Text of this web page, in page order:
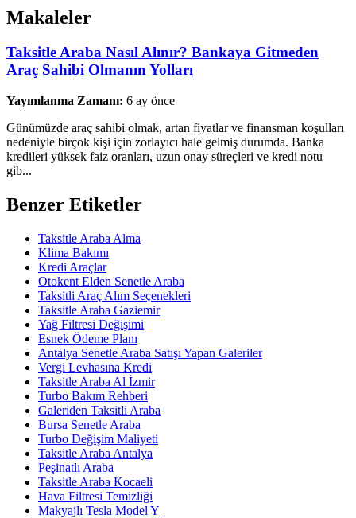
Makaleler
Taksitle Araba Nasıl Alınır? Bankaya Gitmeden
Araç Sahibi Olmanın Yolları
Yayımlanma Zamanı: 6 ay önce
Günümüzde araç sahibi olmak, artan fiyatlar ve finansman koşulları
nedeniyle birçok kişi için zorlayıcı hale gelmiş durumda. Banka
kredileri yüksek faiz oranları, uzun onay süreçleri ve kredi notu
gib...
Benzer Etiketler
Taksitle Araba Alma
Klima Bakımı
Kredi Araçlar
Otokent Elden Senetle Araba
Taksitli Araç Alım Seçenekleri
Taksitle Araba Gaziemir
Yağ Filtresi Değişimi
Esnek Ödeme Planı
Antalya Senetle Araba Satışı Yapan Galeriler
Vergi Levhasına Kredi
Taksitle Araba Al İzmir
Turbo Bakım Rehberi
Galeriden Taksitli Araba
Bursa Senetle Araba
Turbo Değişim Maliyeti
Taksitle Araba Antalya
Peşinatlı Araba
Taksitle Araba Kocaeli
Hava Filtresi Temizliği
Makyajlı Tesla Model Y